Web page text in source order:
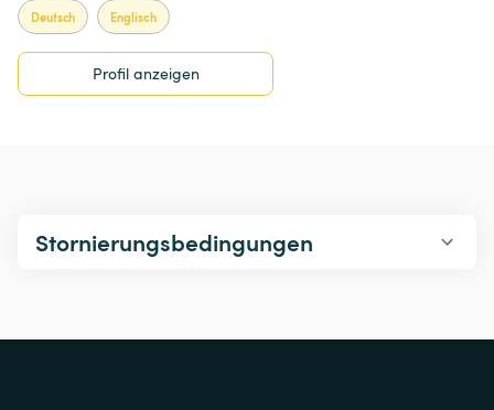
Deutsch Englisch
Profil anzeigen
Stornierungsbedingungen